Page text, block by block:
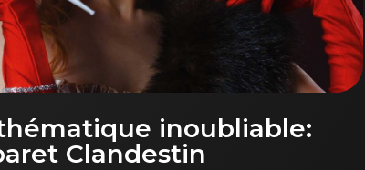
inoubliable:
Clandestin